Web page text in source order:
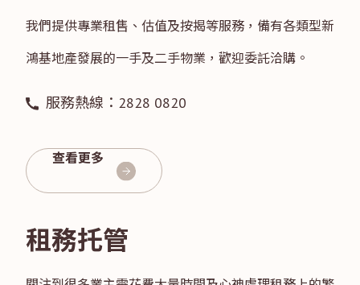
我們提供專業租售、估值及按揭等服務，備有各類型新
鴻基地產發展的一手及二手物業，歡迎委託洽購。
服務熱線：2828 0820
查看更多
租務托管